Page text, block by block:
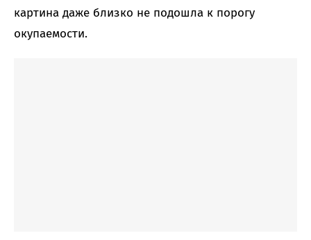
картина даже близко не подошла к порогу
окупаемости.